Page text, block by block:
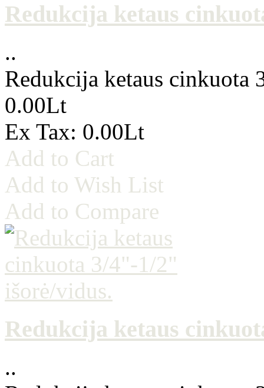
Redukcija ketaus
..
Redukcija ketaus cinkuota
0.00Lt
Ex Tax: 0.00Lt
Add to Cart
Add to Wish List
Add to Compare
Redukcija ketaus
..